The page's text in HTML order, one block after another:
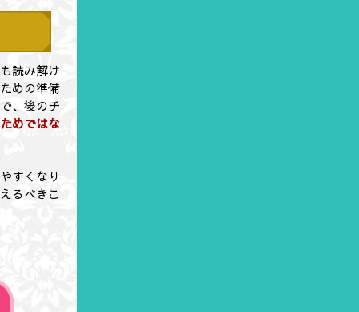
読み解け
めの準備
、後のチ
めではな
すくなり
るべきこ